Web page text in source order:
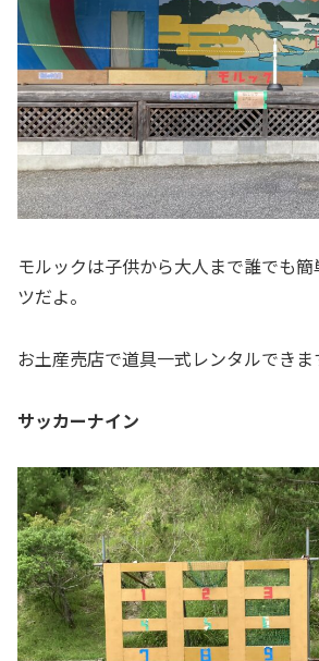
モルックは子供から大人まで誰でも
ツだよ。
お土産売店で道具一式レンタルできま
サッカーナイン